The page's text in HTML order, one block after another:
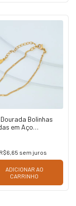
Bolinhas
em Aço
R$6,65 sem juros
ADICIONAR AO
CARRINHO